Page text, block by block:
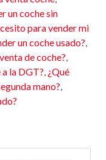
un coche sin
para vender mi
un coche usado?
de coche?
la DGT? ¿Qué
mano?